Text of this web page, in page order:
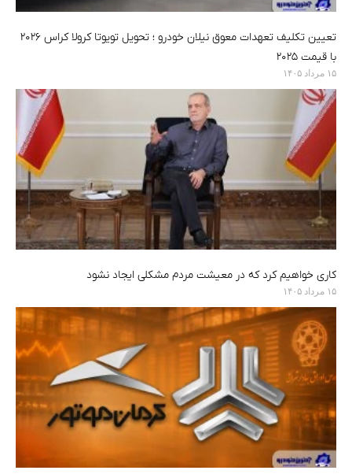
تعیین تکلیف تعهدات معوق نیلان خودرو ؛ تحویل تویوتا کرولا کراس ۲۰۲۶
با قیمت ۲۰۲۵
۱۵ مرداد ۱۴۰۵
کاری خواهیم کرد که در معیشت مردم مشکلی ایجاد نشود
۱۵ مرداد ۱۴۰۵